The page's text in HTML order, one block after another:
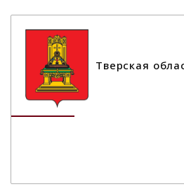
Тверская